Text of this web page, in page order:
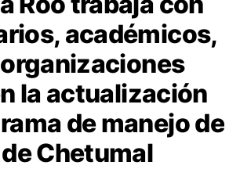
académicos,
la actualización
de manejo de
Chetumal